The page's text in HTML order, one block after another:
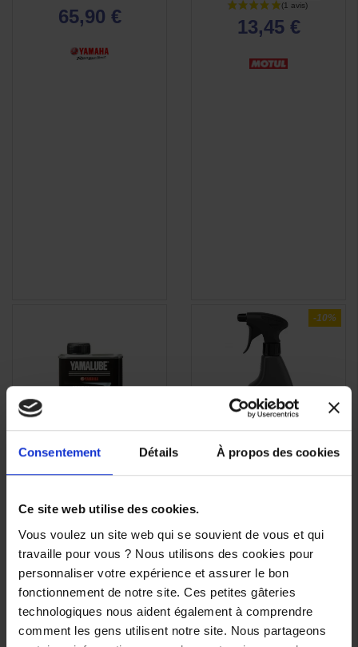
Consentement Détails À propos des cookies
Ce site web utilise des cookies.
Vous voulez un site web qui se souvient de vous et qui
travaille pour vous ? Nous utilisons des cookies pour
personnaliser votre expérience et assurer le bon
fonctionnement de notre site. Ces petites gâteries
technologiques nous aident également à comprendre
comment les gens utilisent notre site. Nous partageons
65,90 € 13,45 €
Liquide de frein
17,00 €
-10%
Nettoyant sans eau
17,91 €